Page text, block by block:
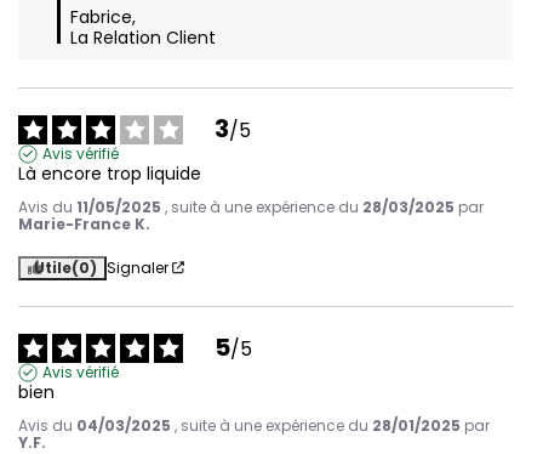
Fabrice,
La Relation Client
3/5
Avis vérifié
Là encore trop liquide
Avis du 11/05/2025 , suite à une expérience du 28/03/2025 par
Marie-France K.
Utile(0) Signaler
5/5
Avis vérifié
bien
Avis du 04/03/2025 , suite à une expérience du 28/01/2025 par
Y.F.